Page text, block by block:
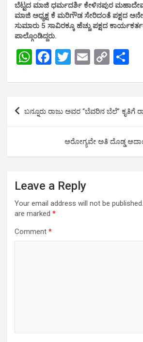
ಬೆಟ್ಟದ ಮಾಜಿ ಧರ್ಮದರ್ಶಿ ಕೇಳಿನಪುರ
ಮಾಜಿ ಅಧ್ಯಕ್ಷ ಕೆ ಮರಿಗೌಡ ಸೇರಿದಂತೆ ಪಕ್ಷದ
ಸುಮಾರು 5 ಸಾವಿರಕ್ಕೂ ಹೆಚ್ಚು ಪಕ್ಷದ
ಪಾಲ್ಗೊಂಡಿದ್ದರು.
W
at
s
A
F
ce
o
T
tt
er
E
ail
C
py
Li
n
k
ar
e
Post
navigation
ಬನ್ನೂರು ರಾಜು ಅವರ “ಬೆವರಿನ ಬೆಲೆ” ಕೃತಿಗೆ
ಆರೋಗ್ಯವೇ ಅತಿ ದೊಡ್ಡ
Leave a Reply
Your email address will not be published.
are marked *
Comment *